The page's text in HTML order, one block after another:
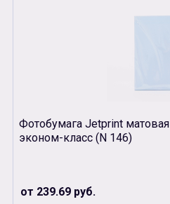
Фотобумага Jetprint
эконом-класс (N 146)
от 239.69 руб.